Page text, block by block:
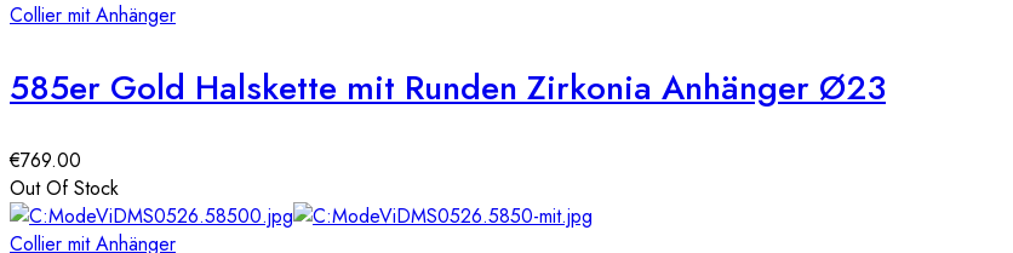
Collier mit Anhänger
585er Gold Halskette mit Runden Zirkonia Anhänger Ø23
€769.00
Out Of Stock
Collier mit Anhänger